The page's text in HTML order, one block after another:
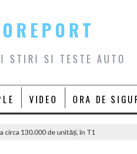
STIRI SI TESTE AUTO
VIDEO ORA DE
circa 130.000 de unități, în T1